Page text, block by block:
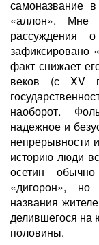
самоназвание
«аллон». Мне
рассуждения
зафиксировано
факт снижает
веков (с XV
наоборот.
надежное и
непрерывности
историю люди
осетин
«дигорон»,
названия
делившегося на
половины.